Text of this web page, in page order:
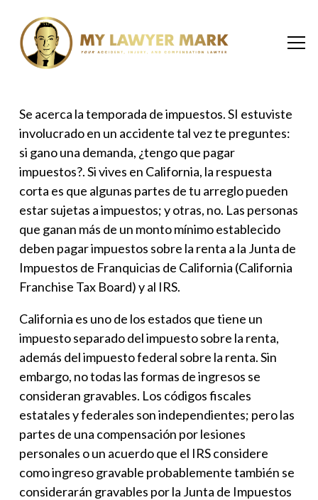
Se acerca la temporada de impuestos. SI estuviste
involucrado en un accidente tal vez te preguntes:
si gano una demanda, ¿tengo que pagar
impuestos?. Si vives en California, la respuesta
corta es que algunas partes de tu arreglo pueden
estar sujetas a impuestos; y otras, no. Las personas
que ganan más de un monto mínimo establecido
deben pagar impuestos sobre la renta a la Junta de
Impuestos de Franquicias de California (California
Franchise Tax Board) y al IRS.
California es uno de los estados que tiene un
impuesto separado del impuesto sobre la renta,
además del impuesto federal sobre la renta. Sin
embargo, no todas las formas de ingresos se
consideran gravables. Los códigos fiscales
estatales y federales son independientes; pero las
partes de una compensación por lesiones
personales o un acuerdo que el IRS considere
como ingreso gravable probablemente también se
considerarán gravables por la Junta de Impuestos